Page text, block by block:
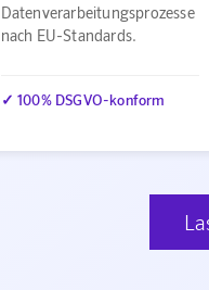
Datenverarbeitungsprozesse
nach EU-Standards.
✓ 100% DSGVO-konform